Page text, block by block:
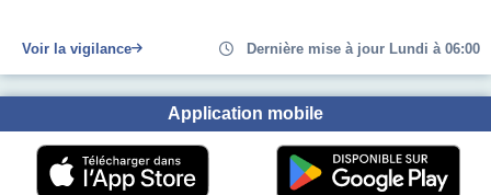
Voir la vigilance Dernière mise à jour Lundi à 06:00
Application mobile